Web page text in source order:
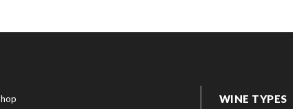
WINE TYPES